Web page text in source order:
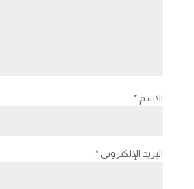
الاسم *
البريد الإلكتروني*